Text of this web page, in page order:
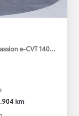
e-CVT 140HP
km